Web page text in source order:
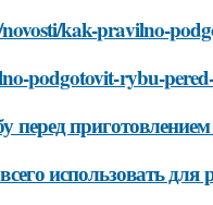
kak-pravilno-
podgotovit-rybu-
использовать для